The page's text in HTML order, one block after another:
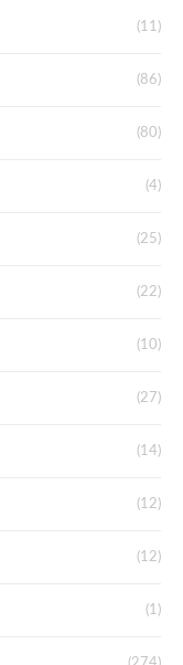
(11)
(86)
(80)
(4)
(25)
(22)
(10)
(27)
(14)
(12)
(12)
(1)